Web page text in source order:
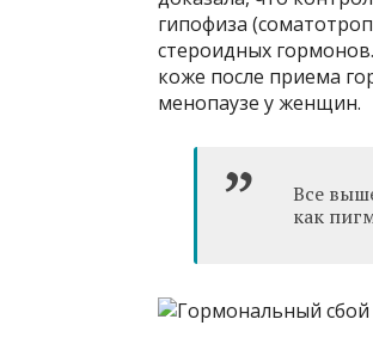
гипофиза
стероидных
коже после приема
менопаузе у женщин.
Все
как